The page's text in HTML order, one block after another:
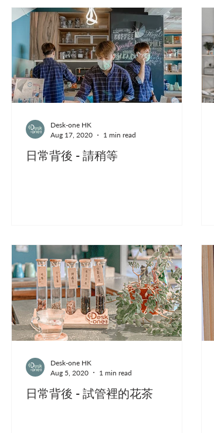
日常背後 - 請稍等
Desk-one HK
Aug 17, 2020
1 min read
日常背後 - 試管裡的花茶
Desk-one HK
Aug 5, 2020
1 min read